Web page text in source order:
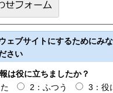
ェブサイトにするためにみ
さい
は役に立ちましたか？
2：ふつう
3：役